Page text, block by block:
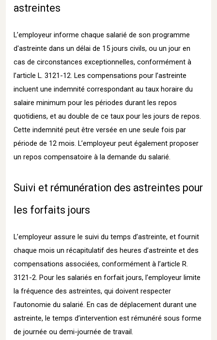
astreintes
L’employeur informe chaque salarié de son programme
d'astreinte dans un délai de 15 jours civils, ou un jour en
cas de circonstances exceptionnelles, conformément à
l’article L. 3121-12. Les compensations pour l’astreinte
incluent une indemnité correspondant au taux horaire du
salaire minimum pour les périodes durant les repos
quotidiens, et au double de ce taux pour les jours de repos.
Cette indemnité peut être versée en une seule fois par
période de 12 mois. L’employeur peut également proposer
un repos compensatoire à la demande du salarié.
Suivi et rémunération des astreintes pour
les forfaits jours
L’employeur assure le suivi du temps d’astreinte, et fournit
chaque mois un récapitulatif des heures d’astreinte et des
compensations associées, conformément à l’article R.
3121-2. Pour les salariés en forfait jours, l’employeur limite
la fréquence des astreintes, qui doivent respecter
l’autonomie du salarié. En cas de déplacement durant une
astreinte, le temps d’intervention est rémunéré sous forme
de journée ou demi-journée de travail.